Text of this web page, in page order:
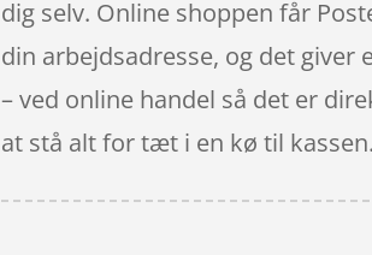
dig selv. Online shoppen får
din arbejdsadresse, og det giver
– ved online handel så det er
at stå alt for tæt i en kø til kassen.